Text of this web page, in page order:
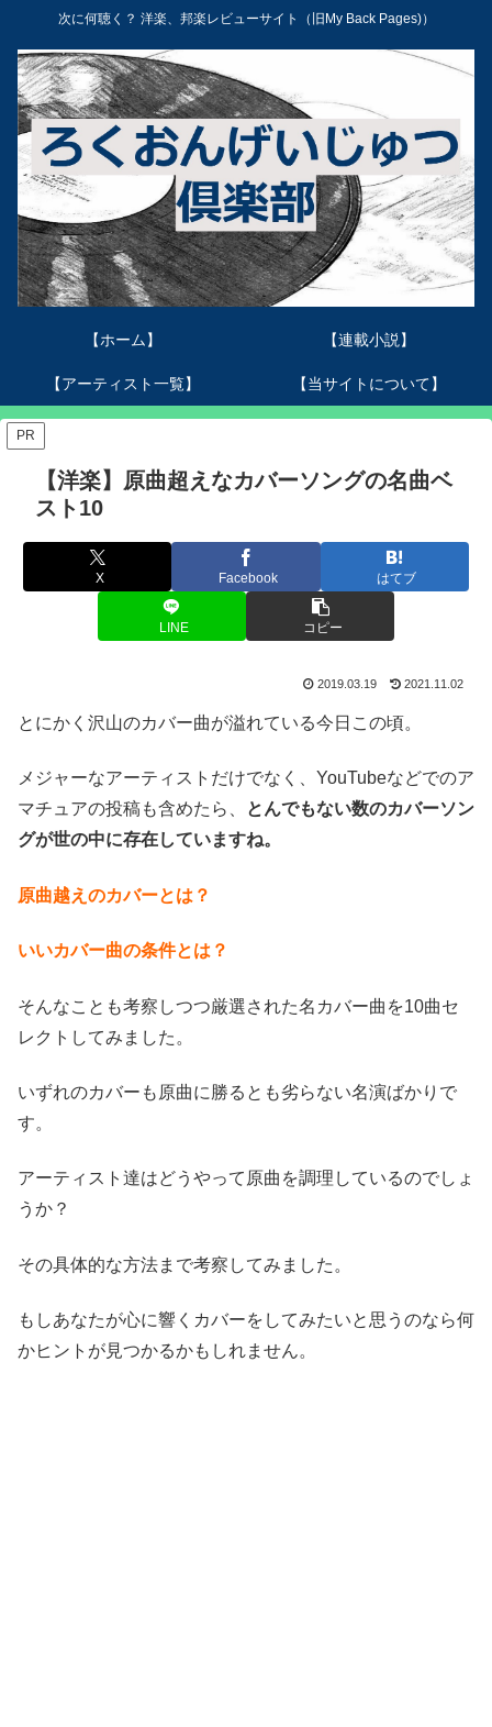
次に何聴く？ 洋楽、邦楽レビューサイト（旧My Back Pages)）
【ホーム】 【連載小説】
【アーティスト一覧】 【当サイトについて】
PR
【洋楽】原曲超えなカバーソングの名曲ベ
スト10
X Facebook はてブ
LINE コピー
2019.03.19 2021.11.02
とにかく沢山のカバー曲が溢れている今日この頃。
メジャーなアーティストだけでなく、YouTubeなどでのア
マチュアの投稿も含めたら、
とんでもない数のカバーソン
グが世の中に存在していますね。
原曲越えのカバーとは？
いいカバー曲の条件とは？
そんなことも考察しつつ厳選された名カバー曲を10曲セ
レクトしてみました。
いずれのカバーも原曲に勝るとも劣らない名演ばかりで
す。
アーティスト達はどうやって原曲を調理しているのでしょ
うか？
その具体的な方法まで考察してみました。
もしあなたが心に響くカバーをしてみたいと思うのなら何
かヒントが見つかるかもしれません。